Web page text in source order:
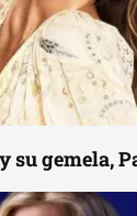
su gemela,